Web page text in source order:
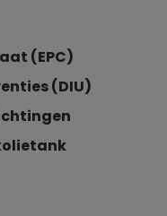
(EPC)
(DIU)